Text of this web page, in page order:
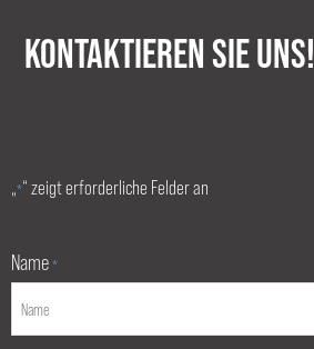
KONTAKTIEREN SIE UNS!
„*“ zeigt erforderliche Felder an
Name *